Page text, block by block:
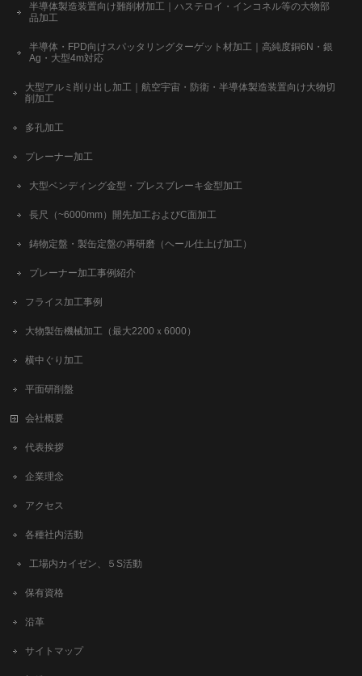
半導体製造装置向け難削材加工｜ハステロイ・インコネル等の大物部
品加工
半導体・FPD向けスパッタリングターゲット材加工｜高純度銅6N・銀
Ag・大型4m対応
大型アルミ削り出し加工｜航空宇宙・防衛・半導体製造装置向け大物切
削加工
多孔加工
プレーナー加工
大型ベンディング金型・プレスブレーキ金型加工
長尺（~6000mm）開先加工およびC面加工
鋳物定盤・製缶定盤の再研磨（ヘール仕上げ加工）
プレーナー加工事例紹介
フライス加工事例
大物製缶機械加工（最大2200ｘ6000）
横中ぐり加工
平面研削盤
会社概要
代表挨拶
企業理念
アクセス
各種社内活動
工場内カイゼン、５S活動
保有資格
沿革
サイトマップ